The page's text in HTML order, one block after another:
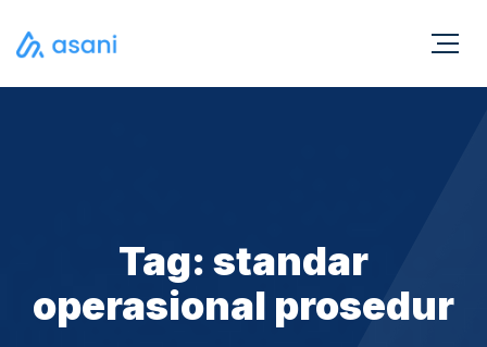
Tag: standar
operasional prosedur